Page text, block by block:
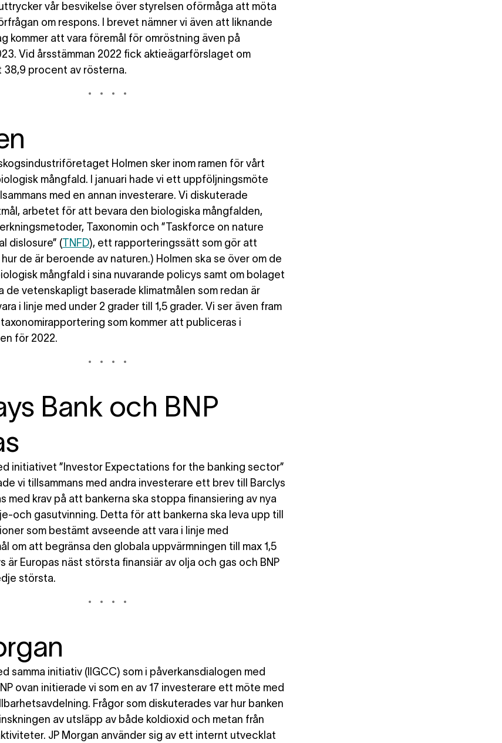
vår besvikelse över styrelsen oförmåga att möta
om respons. I brevet nämner vi även att liknande
kommer att vara föremål för omröstning även på
Vid årsstämman 2022 fick aktieägarförslaget om
procent av rösterna.
Holmen sker inom ramen för vårt
mångfald. I januari hade vi ett uppföljningsmöte
med en annan investerare. Vi diskuterade
arbetet för att bevara den biologiska mångfalden,
Taxonomin och ”Taskforce on nature
dislosure” (TNFD), ett rapporteringssätt som gör att
de är beroende av naturen.) Holmen ska se över om de
mångfald i sina nuvarande policys samt om bolaget
de vetenskapligt baserade klimatmålen som redan är
i linje med under 2 grader till 1,5 grader. Vi ser även fram
som kommer att publiceras i
för 2022.
Bank och BNP
initiativet ” Investor Expectations for the banking sector”
vi tillsammans med andra investerare ett brev till Barclys
med krav på att bankerna ska stoppa finansiering av nya
och gasutvinning. Detta för att bankerna ska leva upp till
som bestämt avseende att vara i linje med
om att begränsa den globala uppvärmningen till max 1,5
är Europas näst största finansiär av olja och gas och BNP
största.
samma initiativ (IIGCC) som i påverkansdialogen med
ovan initierade vi som en av 17 investerare ett möte med
Frågor som diskuterades var hur banken
av utsläpp av både koldioxid och metan från
JP Morgan använder sig av ett internt utvecklat